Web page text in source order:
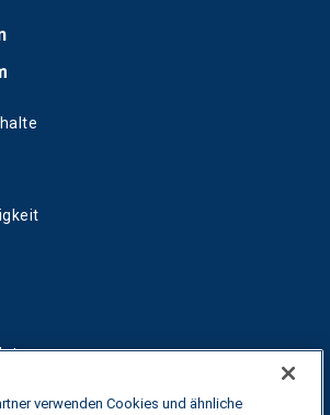
verwenden Cookies und ähnliche